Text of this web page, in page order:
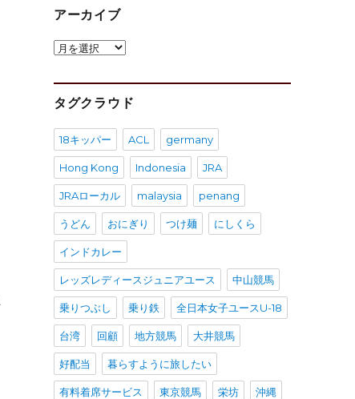
アーカイブ
ア
カ
イ
タグクラウド
18キッパー ACL germany
Hong Kong Indonesia JRA
JRAローカル malaysia penang
うどん おにぎり つけ麺 にしくら
インドカレー
レッズレディースジュニアユース 中山競馬
乗りつぶし 乗り鉄 全日本女子ユースU-18
台湾 回顧 地方競馬 大井競馬
好配当 暮らすように旅したい
有料着席サービス 東京競馬 栄坊 沖縄